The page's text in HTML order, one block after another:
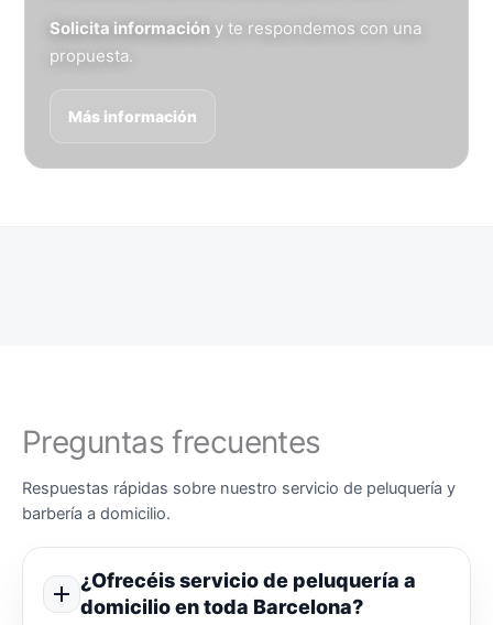
Solicita información y te respondemos con una
propuesta.
Más información
Preguntas frecuentes
Respuestas rápidas sobre nuestro servicio de peluquería y
barbería a domicilio.
¿Ofrecéis servicio de peluquería a
domicilio en toda Barcelona?